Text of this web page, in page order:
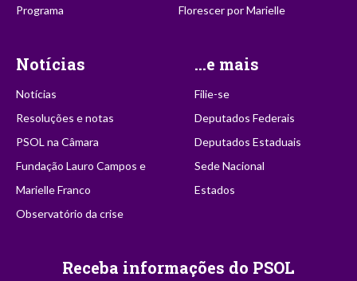
Programa
Florescer por Marielle
Notícias
Notícias
Resoluções e notas
PSOL na Câmara
Fundação Lauro Campos e
Marielle Franco
Observatório da crise
...e mais
Filie-se
Deputados Federais
Deputados Estaduais
Sede Nacional
Estados
Receba informações do PSOL